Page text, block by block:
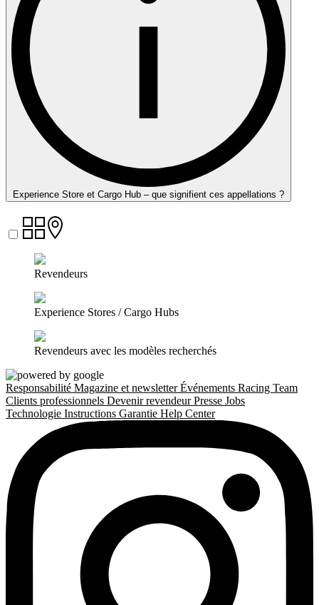
Experience Store et Cargo Hub – que signifient ces appellations ?
Revendeurs
Experience Stores / Cargo Hubs
Revendeurs avec les modèles recherchés
Responsabilité Magazine et newsletterÉvénements Racing Team
Clients professionnels Devenir revendeurPresse Jobs
Technologie Instructions Garantie Help Center